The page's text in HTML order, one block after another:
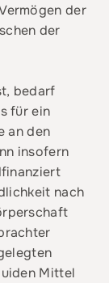
der
der
bedarf
für ein
an den
insofern
nach
Mittel